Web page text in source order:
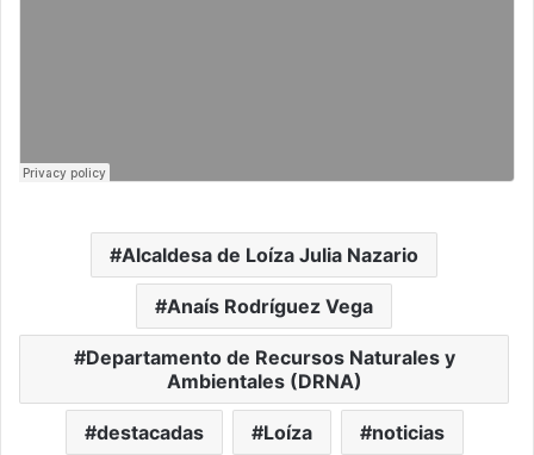
Alcaldesa de Loíza Julia Nazario
Anaís Rodríguez Vega
Departamento de Recursos Naturales y
Ambientales (DRNA)
destacadas Loíza noticias